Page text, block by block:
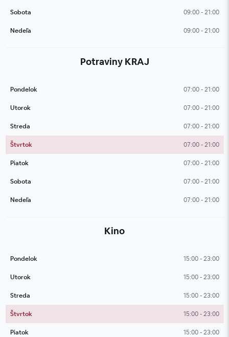
Sobota 09:00 - 21:00
Nedeľa 09:00 - 21:00
Potraviny KRAJ
Pondelok 07:00 - 21:00
Utorok 07:00 - 21:00
Streda 07:00 - 21:00
Štvrtok 07:00 - 21:00
Piatok 07:00 - 21:00
Sobota 07:00 - 21:00
Nedeľa 07:00 - 21:00
Kino
Pondelok 15:00 - 23:00
Utorok 15:00 - 23:00
Streda 15:00 - 23:00
Štvrtok 15:00 - 23:00
Piatok 15:00 - 23:00